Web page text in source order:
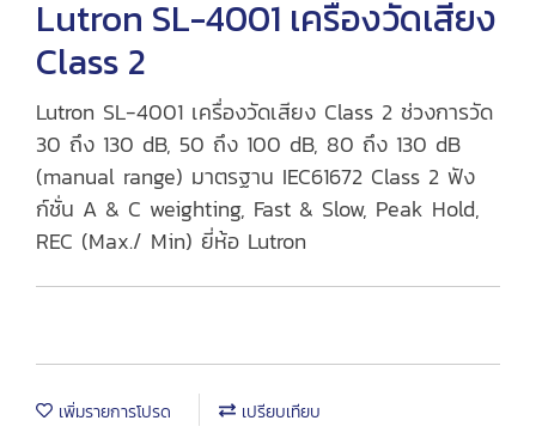
Lutron SL-4001 เครื่องวัดเสียง
Class 2
Lutron SL-4001 เครื่องวัดเสียง Class 2 ช่วงการวัด
30 ถึง 130 dB, 50 ถึง 100 dB, 80 ถึง 130 dB
(manual range) มาตรฐาน IEC61672 Class 2 ฟัง
ก์ชั่น A & C weighting, Fast & Slow, Peak Hold,
REC (Max./ Min) ยี่ห้อ Lutron
เพิ่มรายการโปรด เปรียบเทียบ